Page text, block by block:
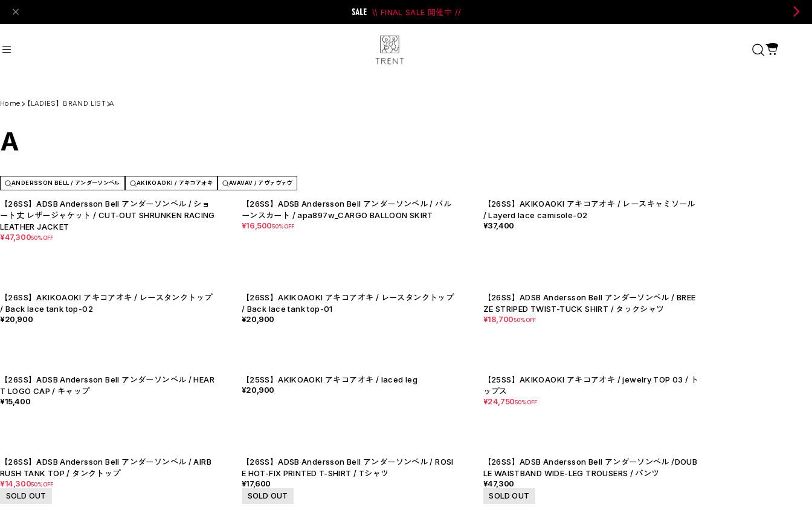
\\ FINAL SALE 開催中 //
Category 商品カテゴリ
SALE / セール
LADIES
MENS
New Arrival
E
F
G
O
P
A
B
C
D
E
Home 【LADIES】BRAND LIST A
A
ANDERSSON BELL / アンダーソンベル AKIKOAOKI / アキコアオキ AVAVAV / アヴァヴァヴ
【26SS】ADSB Andersson Bell アンダーソンベル / ショ
ート丈 レザージャケット / CUT-OUT SHRUNKEN RACING
LEATHER JACKET
¥47,30050%OFF
【26SS】ADSB Andersson Bell アンダーソンベル / バル
ーンスカート / apa897w_CARGO BALLOON SKIRT
¥16,50050%OFF
【26SS】AKIKOAOKI アキコアオキ / レースキャミソール
/ Layerd lace camisole-02
¥37,400
【26SS】AKIKOAOKI アキコアオキ / レースタンクトップ
/ Back lace tank top-02
¥20,900
【26SS】AKIKOAOKI アキコアオキ / レースタンクトップ
/ Back lace tank top-01
¥20,900
【26SS】ADSB Andersson Bell アンダーソンベル / BREE
ZE STRIPED TWIST-TUCK SHIRT / タックシャツ
¥18,70050%OFF
【26SS】ADSB Andersson Bell アンダーソンベル / HEAR
T LOGO CAP / キャップ
¥15,400
【25SS】AKIKOAOKI アキコアオキ / laced leg
¥20,900
【25SS】AKIKOAOKI アキコアオキ / jewelry TOP 03 / ト
ップス
¥24,75050%OFF
【26SS】ADSB Andersson Bell アンダーソンベル / AIRB
RUSH TANK TOP / タンクトップ
¥14,30050%OFF
SOLD OUT
【26SS】ADSB Andersson Bell アンダーソンベル / ROSI
E HOT-FIX PRINTED T-SHIRT / Tシャツ
¥17,600
SOLD OUT
【26SS】ADSB Andersson Bell アンダーソンベル /DOUB
LE WAISTBAND WIDE-LEG TROUSERS / パンツ
¥47,300
SOLD OUT